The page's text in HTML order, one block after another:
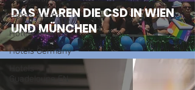
Hotels Austria
Hotels Amerika
Hotels Germany
Guadeloupe EN
DAS WAREN DIE CSD IN WIEN
UND MÜNCHEN